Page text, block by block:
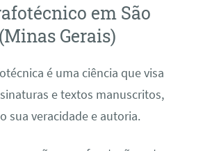
em São
Gerais)
é uma ciência que visa
e textos manuscritos,
sua veracidade e autoria.